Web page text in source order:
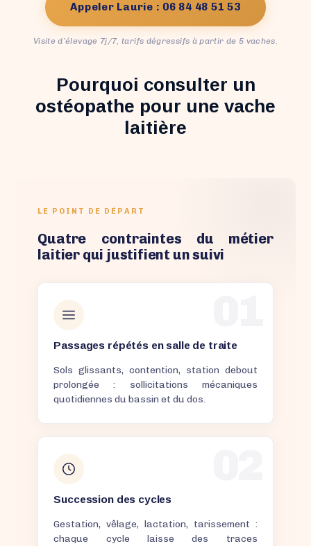
Appeler Laurie : 06 84 48 51 53
Visite d’élevage 7j/7, tarifs dégressifs à partir de 5 vaches.
Pourquoi consulter un
ostéopathe pour une vache
laitière
LE POINT DE DÉPART
Quatre contraintes du métier
laitier qui justifient un suivi
Passages répétés en salle de traite
Sols glissants, contention, station debout
prolongée : sollicitations mécaniques
quotidiennes du bassin et du dos.
Succession des cycles
Gestation, vêlage, lactation, tarissement :
chaque cycle laisse des traces